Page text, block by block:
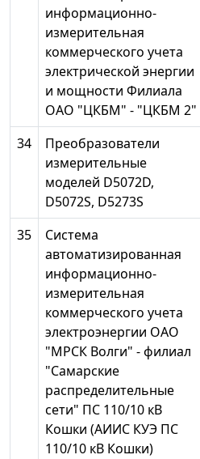
информационно-
измерительная
коммерческого учета
электрической энергии
и мощности Филиала
ОАО "ЦКБМ" - "ЦКБМ 2"
34
Преобразователи
измерительные
моделей D5072D,
D5072S, D5273S
35
Система
автоматизированная
информационно-
измерительная
коммерческого учета
электроэнергии ОАО
"МРСК Волги" - филиал
"Самарские
распределительные
сети" ПС 110/10 кВ
Кошки (АИИС КУЭ ПС
110/10 кВ Кошки)